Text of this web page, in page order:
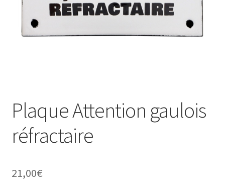
Une histoire de plaques émaillées
Plaque Attention gaulois
réfractaire
21,00€